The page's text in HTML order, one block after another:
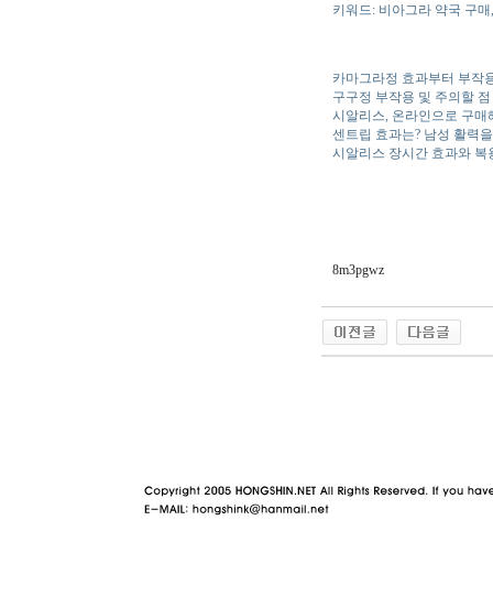
키워드: 비아그라 약국 구
카마그라정 효과부터 부작
구구정 부작용 및 주의할 점
시알리스, 온라인으로 구매
센트립 효과는? 남성 활력
시알리스 장시간 효과와 복
8m3pgwz